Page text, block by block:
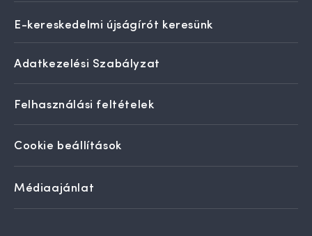
E-kereskedelmi újságírót keresünk
Adatkezelési Szabályzat
Felhasználási feltételek
Cookie beállítások
Médiaajánlat